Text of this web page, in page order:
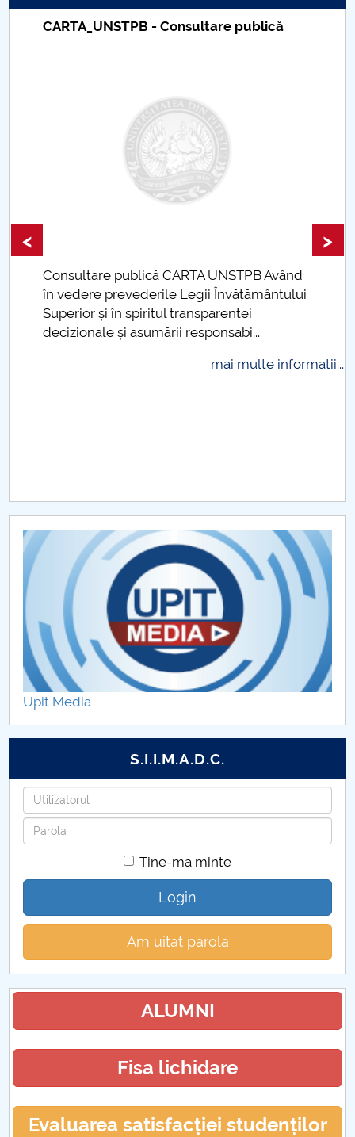
ADMITERE dosar LL, LMA, IST, TEO
ADMITERE LICENȚĂ SESIUNEA II
Admitere masterat
Sesiuni Admitere
TAXE DE ȘCOLARIZARE
Admitere - Faze
Taxe de școlarizare indexate – Centrul
Taxe de școlarizare indexate Taxele se pot
plăti și cu cardul
< >
Upit Media
S.I.I.M.A.D.C.
Utilizatorul
Parola
Tine-ma minte
Login
Am uitat parola
ALUMNI
Fisa lichidare
Evaluarea satisfacției studenților